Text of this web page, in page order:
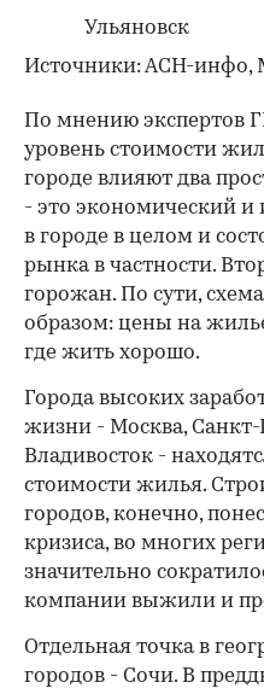
Ульяновск
Источники: АСН-инфо,
По мнению экспертов
уровень стоимости
городе влияют два
- это экономический
в городе в целом и
рынка в частности.
горожан. По сути,
образом: цены на
где жить хорошо.
Города высоких
жизни - Москва, Санкт-
Владивосток -
стоимости жилья.
городов, конечно,
кризиса, во многих
значительно
компании выжили и
Отдельная точка в
городов - Сочи. В